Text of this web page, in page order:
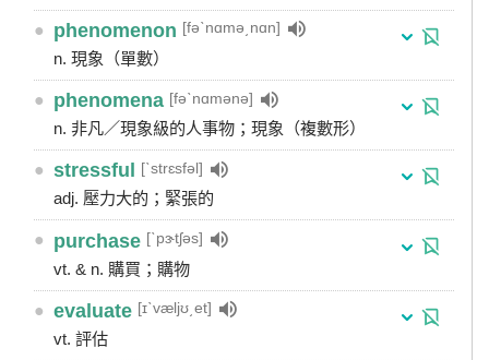
● phenomenon [fəˋnɑmə͵nɑn]
n. 現象（單數）
● phenomena [fəˋnɑmənə]
n. 非凡／現象級的人事物；現象（複數形）
● stressful [ˋstrɛsfəl]
adj. 壓力大的；緊張的
● purchase [ˋpɝtʃəs]
vt. & n. 購買；購物
● evaluate [ɪˋvæljʊ͵et]
vt. 評估